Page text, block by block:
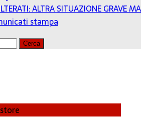
ALTRA SITUAZIONE GRAVE MA
stampa